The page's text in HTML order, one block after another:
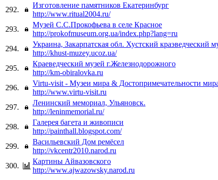
292.
Изготовление памятников Екатеринбург
http://www.ritual2004.ru/
293.
Музей С.С.Прокофьева в селе Красное
http://prokofmuseum.org.ua/index.php?lang=ru
294.
Украина, Закарпатская обл. Хустский краэведческий
http://khust-muzey.ucoz.ua/
295.
Краеведческий музей г.Железнодорожного
http://km-obiralovka.ru
296.
Virtu-visit - Музеи мира & Достопримечательности
http://www.virtu-visit.ru
297.
Ленинский мемориал, Ульяновск.
http://leninmemorial.ru/
298.
Галерея багета и живописи
http://painthall.blogspot.com/
299.
Васильевский Дом ремёсел
http://vkcentr2010.narod.ru
300.
Картины Айвазовского
http://www.ajwazowsky.narod.ru